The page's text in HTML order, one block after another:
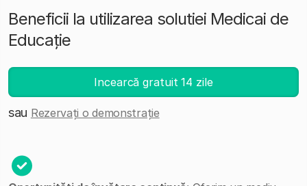
Beneficii la utilizarea solutiei Medicai de
Educație
Incearcă gratuit 14 zile
sau Rezervați o demonstrație